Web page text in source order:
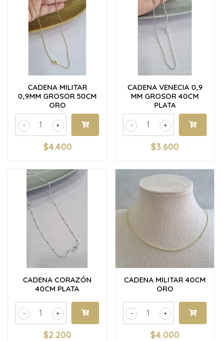
CADENA MILITAR
0,9MM GROSOR 50CM
ORO
+
-
$4.400
CADENA VENECIA 0,9
MM GROSOR 40CM
PLATA
+
-
$3.600
CADENA CORAZÓN
40CM PLATA
+
-
$2.200
CADENA MILITAR 40CM
ORO
+
-
$4.000